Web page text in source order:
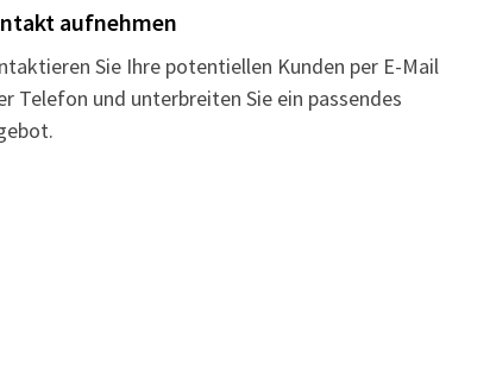
aufnehmen
Sie Ihre potentiellen Kunden per E-Mail
Telefon und unterbreiten Sie ein passendes